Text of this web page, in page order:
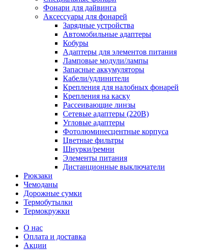
Фонари для дайвинга
Аксессуары для фонарей
Зарядные устройства
Автомобильные адаптеры
Кобуры
Адаптеры для элементов питания
Ламповые модули/лампы
Запасные аккумуляторы
Кабели/удлинители
Крепления для налобных фонарей
Крепления на каску
Рассеивающие линзы
Сетевые адаптеры (220В)
Угловые адаптеры
Фотолюминесцентные корпуса
Цветные фильтры
Шнурки/ремни
Элементы питания
Дистанционные выключатели
Рюкзаки
Чемоданы
Дорожные сумки
Термобутылки
Термокружки
О нас
Оплата и доставка
Акции